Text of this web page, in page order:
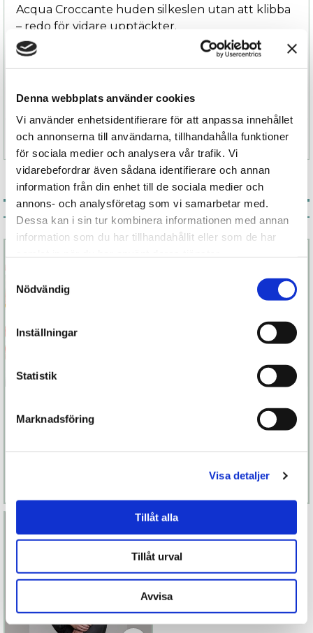
Denna webbplats använder cookies
Vi använder enhetsidentifierare för att anpassa innehållet
och annonserna till användarna, tillhandahålla funktioner
för sociala medier och analysera vår trafik. Vi
vidarebefordrar även sådana identifierare och annan
information från din enhet till de sociala medier och
annons- och analysföretag som vi samarbetar med.
Dessa kan i sin tur kombinera informationen med annan
information som du har tillhandahållit eller som de har
Samtyckesval
Nödvändig
Inställningar
Statistik
Marknadsföring
Visa detaljer
Tillåt alla
Tillåt urval
Avvisa
Acqua Croccante huden silkeslen utan att klibba
– redo för vidare upptäckter.
bjuder in till att sakta ner, lyssna på huden och
låta leken få ta plats. En kärleksfull flirt mellan
Specifikation
Associerade produkter
Energizer
Köp